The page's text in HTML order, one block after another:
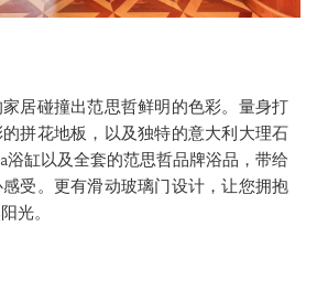
居碰撞出范思哲鲜明的色彩。量身打
拼花地板，以及独特的意大利大理石
浴缸以及全套的范思哲品牌浴品，带给
受。更有滑动玻璃门设计，让您拥抱
光。